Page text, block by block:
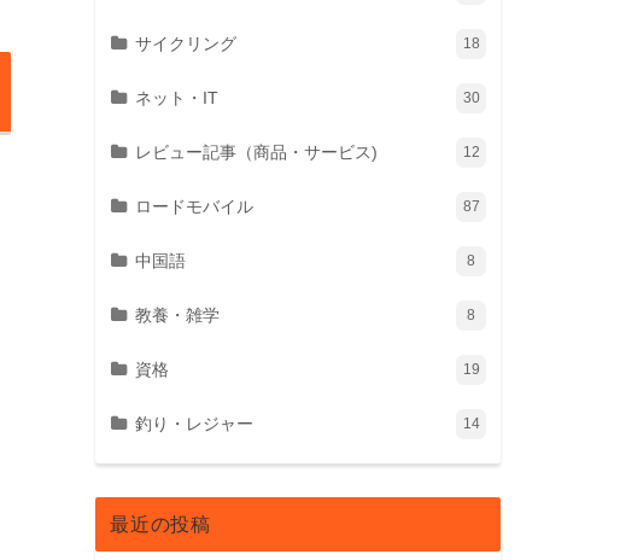
サイクリング 18
ネット・IT 30
レビュー記事（商品・サービス) 12
ロードモバイル 87
中国語 8
教養・雑学 8
資格 19
釣り・レジャー 14
最近の投稿